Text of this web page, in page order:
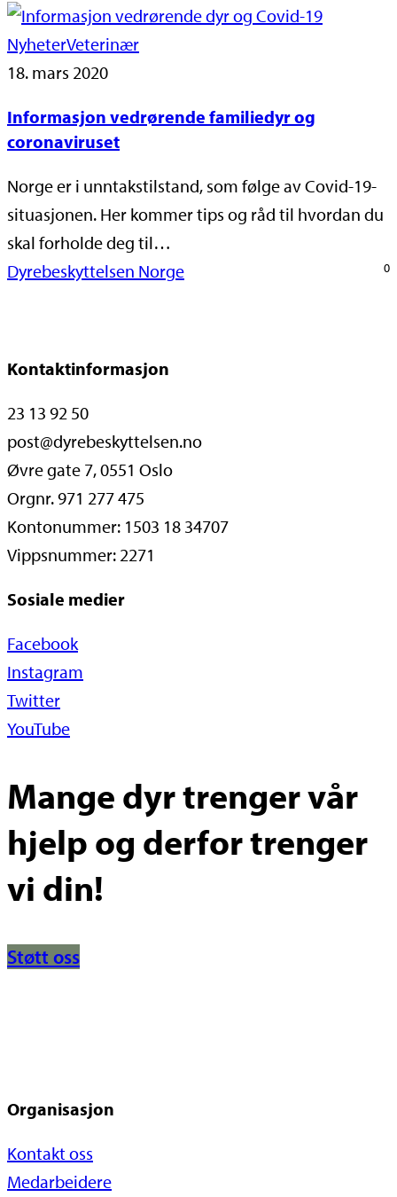
NyheterVeterinær
18. mars 2020
Informasjon vedrørende familiedyr og
coronaviruset
Norge er i unntakstilstand, som følge av Covid-19-
situasjonen. Her kommer tips og råd til hvordan du
skal forholde deg til…
Dyrebeskyttelsen Norge
0
Kontaktinformasjon
23 13 92 50
post@dyrebeskyttelsen.no
Øvre gate 7, 0551 Oslo
Orgnr. 971 277 475
Kontonummer: 1503 18 34707
Vippsnummer: 2271
Sosiale medier
Facebook
Instagram
Twitter
YouTube
Mange dyr trenger vår
hjelp og derfor trenger
vi din!
Støtt oss
Organisasjon
Kontakt oss
Medarbeidere